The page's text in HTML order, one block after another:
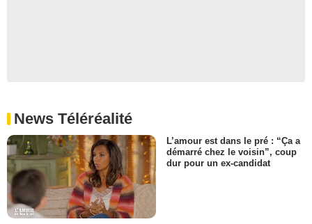
News Téléréalité
L’amour est dans le pré : “Ça a
démarré chez le voisin”, coup
dur pour un ex-candidat